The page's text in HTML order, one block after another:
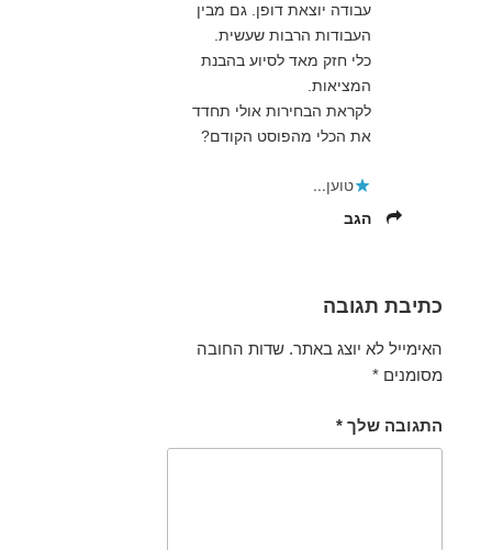
עבודה יוצאת דופן. גם מבין
העבודות הרבות שעשית.
כלי חזק מאד לסיוע בהבנת
המציאות.
לקראת הבחירות אולי תחדד
את הכלי מהפוסט הקודם?
טוען...
הגב
כתיבת תגובה
האימייל לא יוצג באתר. שדות החובה
מסומנים *
התגובה שלך *